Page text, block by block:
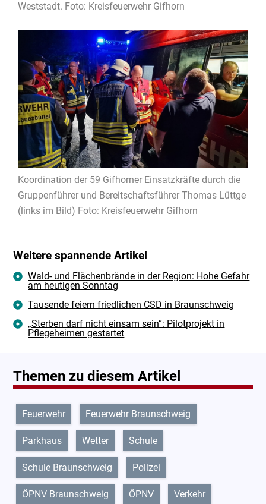
Weststadt. Foto: Kreisfeuerwehr Gifhorn
Koordination der 59 Gifhorner Einsatzkräfte durch die
Gruppenführer und Bereitschaftsführer Thomas Lüttge
(links im Bild) Foto: Kreisfeuerwehr Gifhorn
Weitere spannende Artikel
Wald- und Flächenbrände in der Region: Hohe Gefahr
am heutigen Sonntag
Tausende feiern friedlichen CSD in Braunschweig
„Sterben darf nicht einsam sein“: Pilotprojekt in
Pflegeheimen gestartet
Themen zu diesem Artikel
Feuerwehr Feuerwehr Braunschweig
Parkhaus Wetter Schule
Schule Braunschweig Polizei
ÖPNV Braunschweig ÖPNV Verkehr